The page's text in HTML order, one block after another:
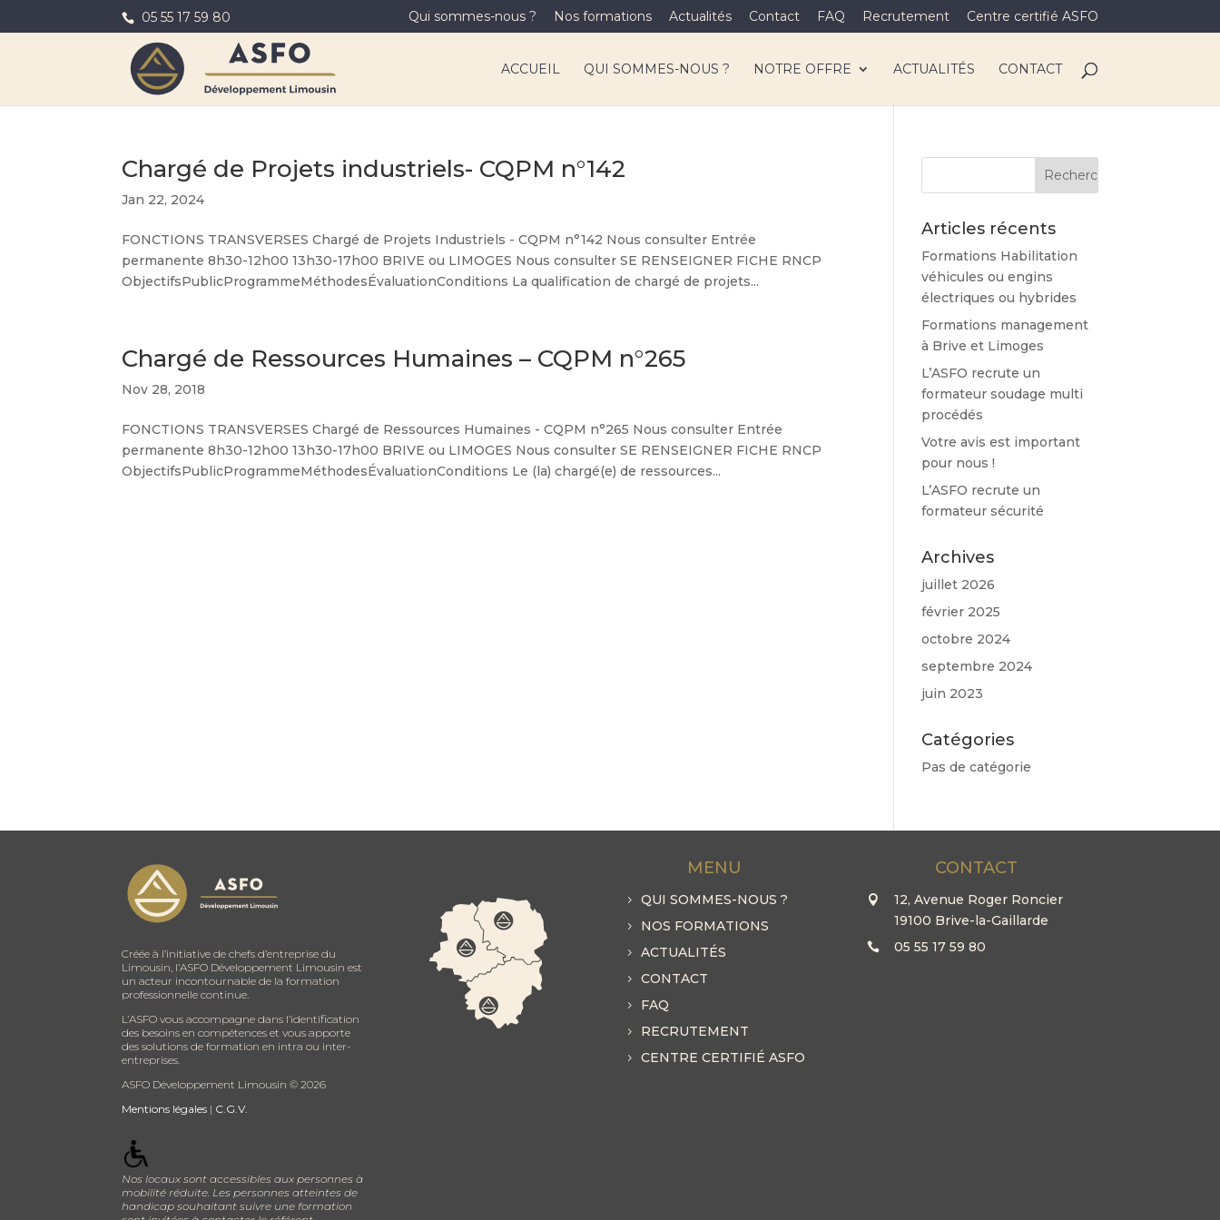
05 55 17 59 80 Qui sommes-nous ? Nos formations Actualités Contact FAQ Recrutement Centre certifié ASFO
ACCUEIL QUI SOMMES-NOUS ? NOTRE OFFRE ACTUALITÉS CONTACT
Chargé de Projets industriels- CQPM n°142
Jan 22, 2024
FONCTIONS TRANSVERSES Chargé de Projets Industriels - CQPM n°142 Nous consulter Entrée
permanente 8h30-12h00 13h30-17h00 BRIVE ou LIMOGES Nous consulter SE RENSEIGNER FICHE RNCP
ObjectifsPublicProgrammeMéthodesÉvaluationConditions La qualification de chargé de projets...
Chargé de Ressources Humaines – CQPM n°265
Nov 28, 2018
FONCTIONS TRANSVERSES Chargé de Ressources Humaines - CQPM n°265 Nous consulter Entrée
permanente 8h30-12h00 13h30-17h00 BRIVE ou LIMOGES Nous consulter SE RENSEIGNER FICHE RNCP
ObjectifsPublicProgrammeMéthodesÉvaluationConditions Le (la) chargé(e) de ressources...
Articles récents
Formations Habilitation
véhicules ou engins
électriques ou hybrides
Formations management
à Brive et Limoges
L’ASFO recrute un
formateur soudage multi
procédés
Votre avis est important
pour nous !
L’ASFO recrute un
formateur sécurité
Archives
juillet 2026
février 2025
octobre 2024
septembre 2024
juin 2023
Catégories
Pas de catégorie
Créée à l’initiative de chefs d’entreprise du
Limousin, l’ASFO Développement Limousin est
un acteur incontournable de la formation
professionnelle continue.
L’ASFO vous accompagne dans l’identification
des besoins en compétences et vous apporte
des solutions de formation en intra ou inter-
entreprises.
ASFO Développement Limousin ©2026
Mentions légales | C.G.V.
Nos locaux sont accessibles aux personnes à
mobilité réduite. Les personnes atteintes de
handicap souhaitant suivre une formation
MENU
QUI SOMMES-NOUS ?
NOS FORMATIONS
ACTUALITÉS
CONTACT
FAQ
RECRUTEMENT
CENTRE CERTIFIÉ ASFO
CONTACT
12, Avenue Roger Roncier
19100 Brive-la-Gaillarde
05 55 17 59 80